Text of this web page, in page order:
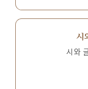
시
시와